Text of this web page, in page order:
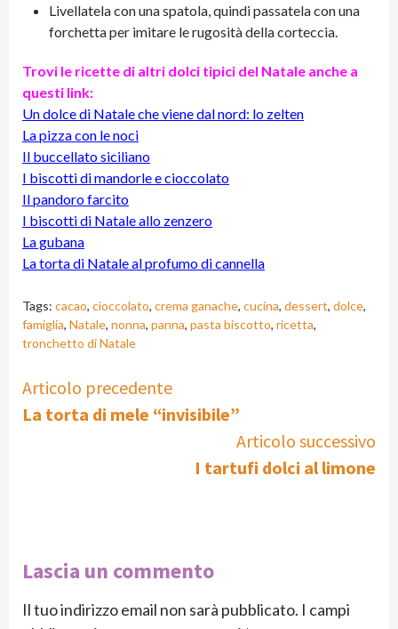
Livellatela con una spatola, quindi passatela con una
forchetta per imitare le rugosità della corteccia.
Trovi le ricette di altri dolci tipici del Natale anche a
questi link:
Un dolce di Natale che viene dal nord: lo zelten
La pizza con le noci
Il buccellato siciliano
I biscotti di mandorle e cioccolato
Il pandoro farcito
I biscotti di Natale allo zenzero
La gubana
La torta di Natale al profumo di cannella
Tags: cacao, cioccolato, crema ganache, cucina, dessert, dolce,
famiglia, Natale, nonna, panna, pasta biscotto, ricetta,
tronchetto di Natale
Continue
Reading
Articolo precedente
La torta di mele “invisibile”
Articolo successivo
I tartufi dolci al limone
Lascia un commento
Il tuo indirizzo email non sarà pubblicato. I campi